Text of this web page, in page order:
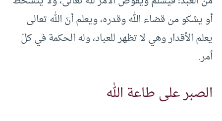
أو يشكو من قضاء الله وقدره، ويعلم أنّ الله تعالى
يعلم الأقدار وهي لا تظهر للعباد، وله الحكمة في كلّ
أمر.
الصبر على طاعة الله